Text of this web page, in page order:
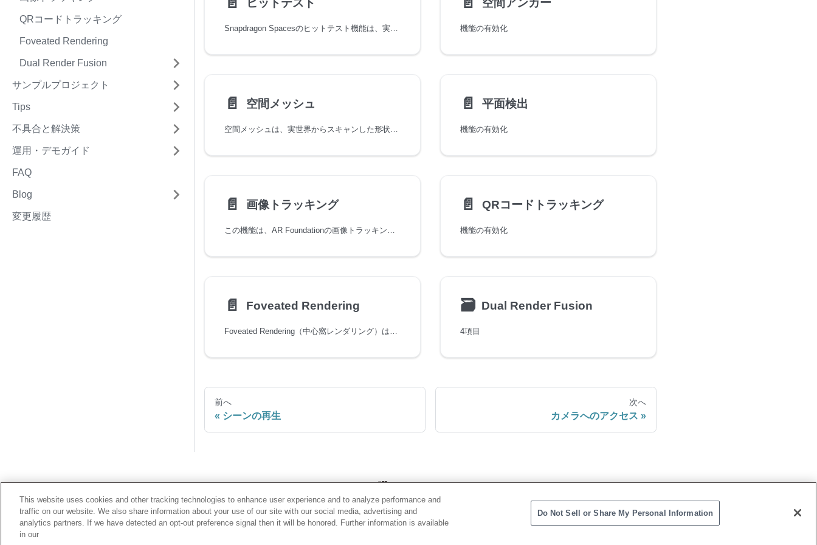
QRコードトラッキング
Foveated Rendering
Dual Render Fusion
サンプルプロジェクト
Tips
不具合と解決策
運用・デモガイド
FAQ
Blog
変更履歴
Snapdragon Spacesのヒットテスト機能は、実世界にある点に対するヒットテストを行います。 機能の有効化
📄️ 空間メッシュ
空間メッシュは、実世界からスキャンした形状に基づいてメッシュを生成します。これは、実空間に基づいたコンテンツを提供し、XR体験をユーザーの周囲の空間に根付かせるのに役立ちます。空間メッシュは、現実のオブジェクトが仮想コンテンツと相互作用しているように見せたり、仮想コンテンツを覆い隠したりすることで、没入感を向上させます。
📄️ 平面検出
機能の有効化
📄️ 画像トラッキング
この機能は、AR Foundationの画像トラッキングに基づいています。
📄️ QRコードトラッキング
機能の有効化
📄️ Foveated Rendering
Foveated Rendering（中心窩レンダリング）は、GPUの負荷を軽減することでパフォーマンスを向上させるレンダリング手法です。
🗃 Dual Render Fusion
4項目
前へ
シーンの再生
次へ
カメラへのアクセス
Copyright © NTT QONOQ Devices,Inc
This website uses cookies and other tracking technologies to enhance user experience and to analyze performance and
traffic on our website. We also share information about your use of our site with our social media, advertising and
analytics partners. If we have detected an opt-out preference signal then it will be honored. Further information is available
in our
Do Not Sell or Share My Personal Information